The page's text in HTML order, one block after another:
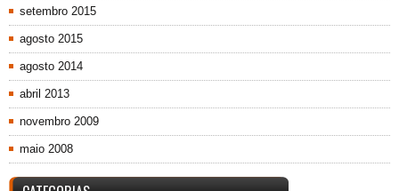
setembro 2015
agosto 2015
agosto 2014
abril 2013
novembro 2009
maio 2008